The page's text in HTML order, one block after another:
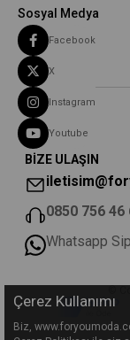
Sosyal Medya
Facebook
X
Instagram
Youtube
BİZE ULAŞIN
0850 756 46
Whatsapp
Çerez Kullanımı
Biz,